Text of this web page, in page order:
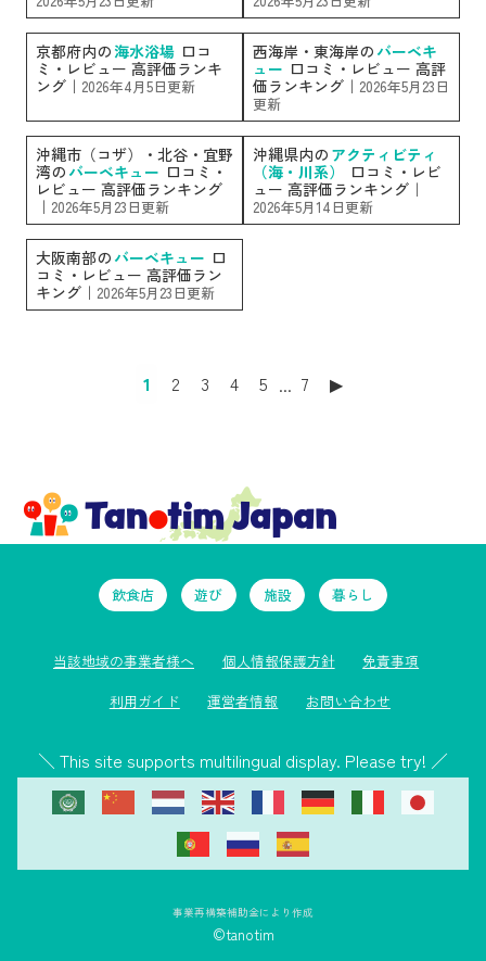
京都府内の 海水浴場 口コ
ミ・レビュー 高評価ランキ
ング｜ 2026年4月5日更新
西海岸・東海岸の バーベキ
ュー 口コミ・レビュー 高評
価ランキング｜ 2026年5月23日
更新
沖縄市（コザ）・北谷・宜野
湾の バーベキュー 口コミ・
レビュー 高評価ランキング
｜ 2026年5月23日更新
沖縄県内の アクティビティ
（海・川系）
口コミ・レビ
ュー 高評価ランキング｜
2026年5月14日更新
大阪南部の バーベキュー 口
コミ・レビュー 高評価ラン
キング｜ 2026年5月23日更新
1 2 3 4 5 ... 7 ▶︎
飲食店 遊び 施設 暮らし
当該地域の事業者様へ 個人情報保護方針
免責事項
利用ガイド
運営者情報 お問い合わせ
＼ This site supports multilingual display. Please try! ／
事業再構築補助金により作成
©tanotim